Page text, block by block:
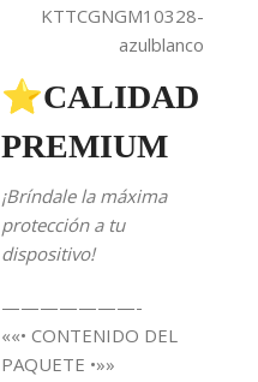
KTTCGNGM10328-
azulblanco
⭐CALIDAD
PREMIUM
¡Bríndale la máxima
protección a tu
dispositivo!
———————-
««• CONTENIDO DEL
PAQUETE •»»